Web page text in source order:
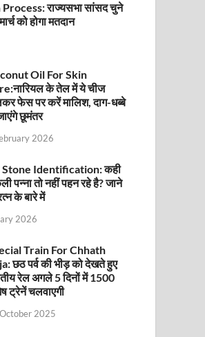
राज्यसभा सांसद चुने
को होगा मतदान
Oil For Skin
के तेल में ये चीज
फेस पर करें मालिश, दाग-धब्बे
छूमंतर
2026
Stone Identification: कही
पन्ना तो नहीं पहन रहे है? जाने
के बारे में
2026
Train For Chhath
छठ पर्व की भीड़ को देखते हुए
रेल अगले 5 दिनों में 1500
ट्रेनें चलवाएगी
2025